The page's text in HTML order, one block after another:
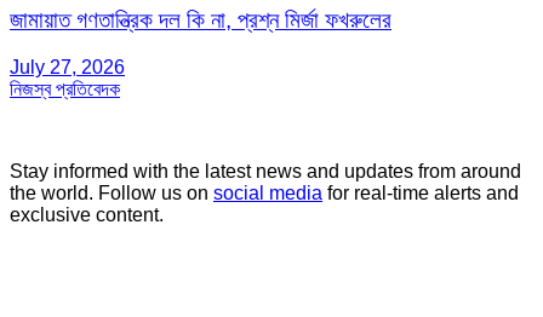
জামায়াত গণতান্ত্রিক দল কি না, প্রশ্ন মির্জা ফখরুলের
July 27, 2026
নিজস্ব প্রতিবেদক
Stay informed with the latest news and updates from around
the world. Follow us on social media for real-time alerts and
exclusive content.